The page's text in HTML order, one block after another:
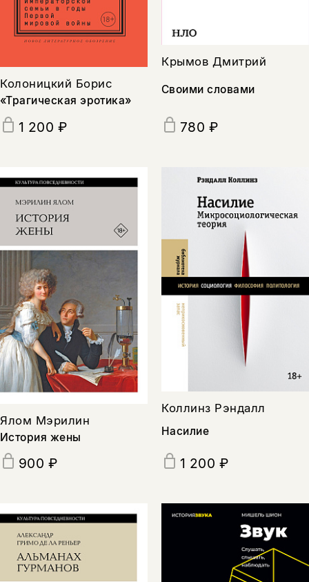
Колоницкий Борис
«Трагическая эротика»
1 200 ₽
Крымов Дмитрий
Своими словами
780 ₽
Ялом Мэрилин
История жены
900 ₽
Коллинз Рэндалл
Насилие
1 200 ₽